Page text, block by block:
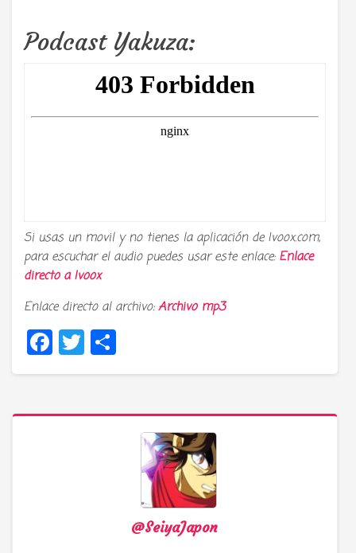
Podcast Yakuza:
Si usas un movil y no tienes la aplicación de Ivoox.com,
para escuchar el audio puedes usar este enlace: Enlace
directo aIvoox
Enlace directo al archivo:Archivo mp3
Facebook
Twitter
@SeiyaJapon